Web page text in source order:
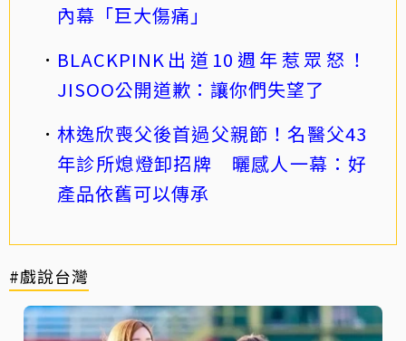
內幕「巨大傷痛」
BLACKPINK出道10週年惹眾怒！
JISOO公開道歉：讓你們失望了
林逸欣喪父後首過父親節！名醫父43
年診所熄燈卸招牌 曬感人一幕：好
產品依舊可以傳承
#戲說台灣